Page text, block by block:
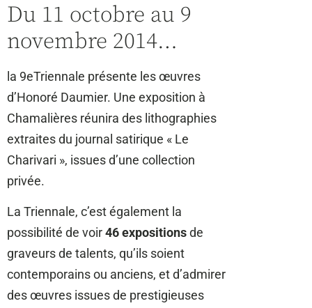
Du 11 octobre au 9
novembre 2014…
la 9eTriennale présente les œuvres
d’Honoré Daumier. Une exposition à
Chamalières réunira des lithographies
extraites du journal satirique « Le
Charivari », issues d’une collection
privée.
La Triennale, c’est également la
possibilité de voir46 expositionsde
graveurs de talents, qu’ils soient
contemporains ou anciens, et d’admirer
des œuvres issues de prestigieuses